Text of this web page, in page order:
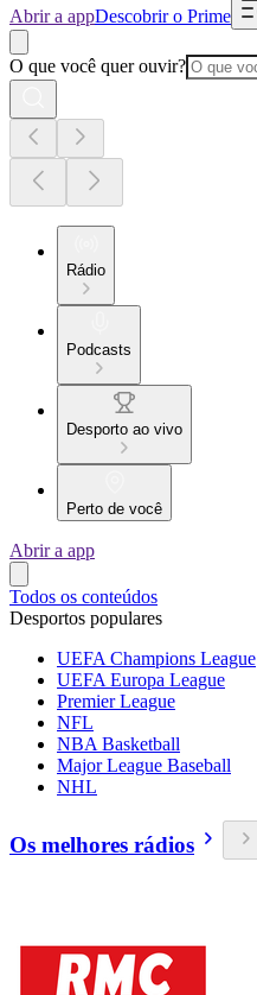
Abrir a appDescobrir o Prime
O que você quer ouvir?
Rádio
Podcasts
Desporto ao vivo
Perto de você
Abrir a app
Todos os conteúdos
Desportos populares
UEFA Champions League
UEFA Europa League
Premier League
NFL
NBA Basketball
Major League Baseball
NHL
Os melhores rádios